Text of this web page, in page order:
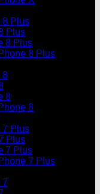
8 Plus
Plus
8 Plus
8 Plus
8
8
8
7 Plus
Plus
7 Plus
7 Plus
7